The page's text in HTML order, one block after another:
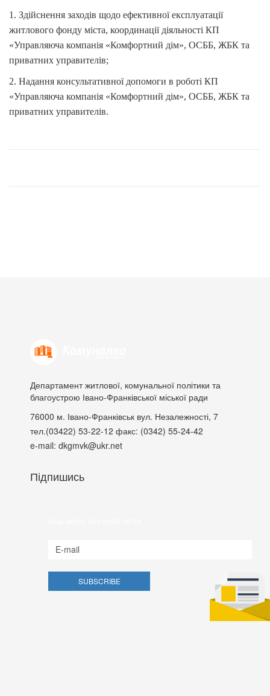
1. Здійснення заходів щодо ефективної експлуатації
житлового фонду міста, координації діяльності КП
«Управляюча компанія «Комфортний дім», ОСББ, ЖБК та
приватних управителів;
2. Надання консультативної допомоги в роботі КП
«Управляюча компанія «Комфортний дім», ОСББ, ЖБК та
приватних управителів.
Департамент житлової, комунальної політики та
благоустрою Івано-Франківської міської ради
76000 м. Івано-Франківськ вул. Незалежності, 7
тел.(03422) 53-22-12 факс: (0342) 55-24-42
e-mail: dkgmvk@ukr.net
Підпишись